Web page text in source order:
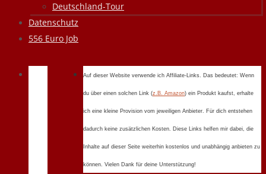
Deutschland-Tour
Datenschutz
556 Euro Job
Auf dieser Website verwende ich Affiliate-Links. Das bedeutet: Wenn
du über einen solchen Link (z.B. Amazon) ein Produkt kaufst, erhalte
ich eine kleine Provision vom jeweiligen Anbieter. Für dich entstehen
dadurch keine zusätzlichen Kosten. Diese Links helfen mir dabei, die
Inhalte auf dieser Seite weiterhin kostenlos und unabhängig anbieten zu
können. Vielen Dank für deine Unterstützung!